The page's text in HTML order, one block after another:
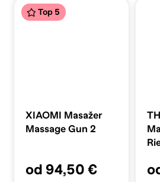
Top 5
XIAOMI Masažer
Massage Gun 2
od 94,50 €